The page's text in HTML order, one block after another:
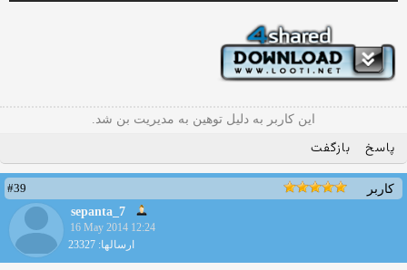
این کاربر به دلیل توهین به مدیریت بن شد.
پاسخ بازگفت
کاربر
#39
sepanta_7
16 May 2014 12:24
ارسالها: 23327